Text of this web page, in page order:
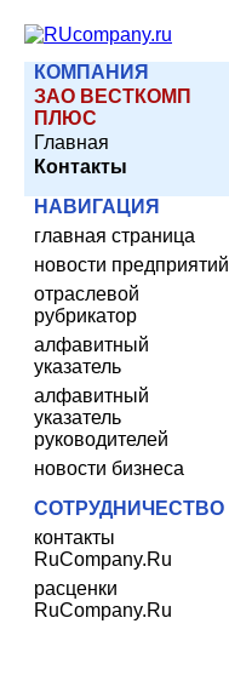
КОМПАНИЯ
ЗАО ВЕСТКОМП
ПЛЮС
Главная
Контакты
НАВИГАЦИЯ
главная страница
новости предприятий
отраслевой
рубрикатор
алфавитный
указатель
алфавитный
указатель
руководителей
новости бизнеса
СОТРУДНИЧЕСТВО
контакты
RuCompany.Ru
расценки
RuCompany.Ru